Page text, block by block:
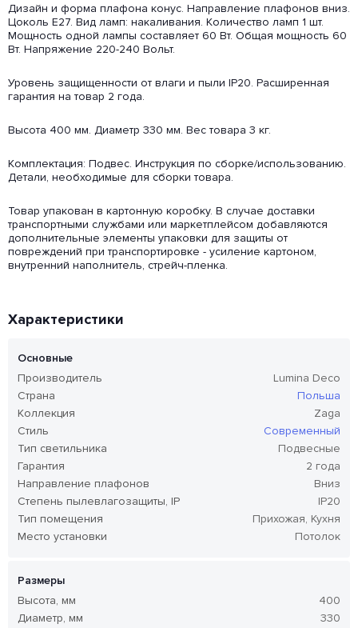
Дизайн и форма плафона конус. Направление плафонов вниз.
Цоколь E27. Вид ламп: накаливания. Количество ламп 1 шт.
Мощность одной лампы составляет 60 Вт. Общая мощность 60
Вт. Напряжение 220-240 Вольт.
Уровень защищенности от влаги и пыли IP20. Расширенная
гарантия на товар 2 года.
Высота 400 мм. Диаметр 330 мм. Вес товара 3 кг.
Комплектация: Подвес. Инструкция по сборке/использованию.
Детали, необходимые для сборки товара.
Товар упакован в картонную коробку. В случае доставки
транспортными службами или маркетплейсом добавляются
дополнительные элементы упаковки для защиты от
повреждений при транспортировке - усиление картоном,
внутренний наполнитель, стрейч-пленка.
Характеристики
Основные
Производитель
Lumina Deco
Страна
Польша
Коллекция
Zaga
Стиль
Современный
Тип светильника
Подвесные
Гарантия
2 года
Направление плафонов
Вниз
Степень пылевлагозащиты, IP
IP20
Тип помещения
Прихожая, Кухня
Место установки
Потолок
Размеры
Высота, мм
400
Диаметр, мм
330